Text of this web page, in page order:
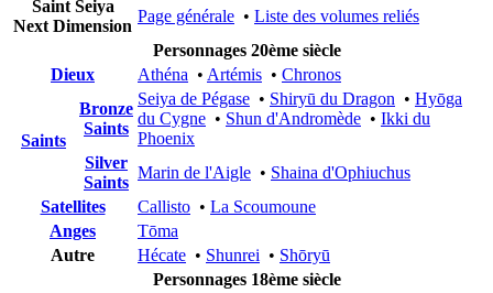
Saint Seiya
Next Dimension
Page générale • Liste des volumes reliés
Personnages 20ème siècle
Dieux
Athéna • Artémis • Chronos
Saints
Bronze
Saints
Seiya de Pégase • Shiryū du Dragon • Hyōga
du Cygne • Shun d'Andromède • Ikki du
Phoenix
Silver
Saints
Marin de l'Aigle • Shaina d'Ophiuchus
Satellites
Callisto • La Scoumoune
Anges
Tōma
Autre
Hécate • Shunrei • Shōryū
Personnages 18ème siècle